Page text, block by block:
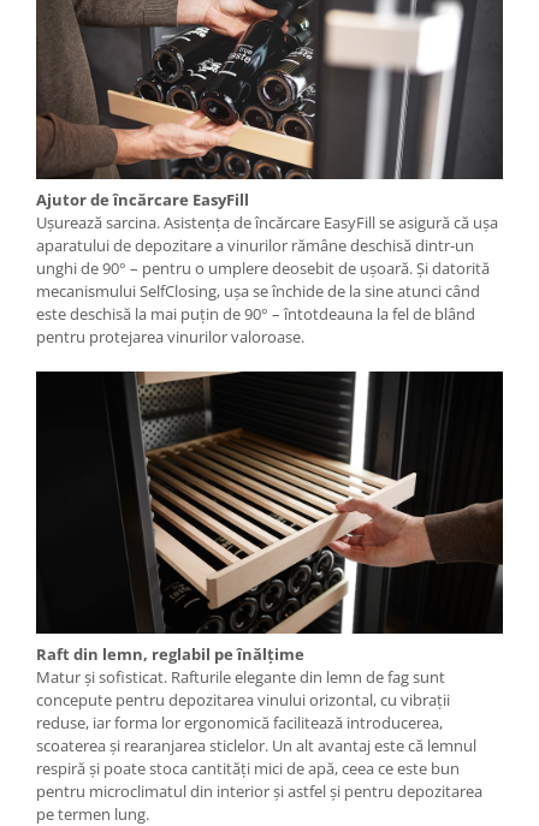
Ajutor de încărcare EasyFill
Uşurează sarcina. Asistenţa de încărcare EasyFill se asigură că uşa
aparatului de depozitare a vinurilor rămâne deschisă dintr-un
unghi de 90° – pentru o umplere deosebit de uşoară. Şi datorită
mecanismului SelfClosing, uşa se închide de la sine atunci când
este deschisă la mai puţin de 90° – întotdeauna la fel de blând
pentru protejarea vinurilor valoroase.
Raft din lemn, reglabil pe înălţime
Matur şi sofisticat. Rafturile elegante din lemn de fag sunt
concepute pentru depozitarea vinului orizontal, cu vibraţii
reduse, iar forma lor ergonomică facilitează introducerea,
scoaterea şi rearanjarea sticlelor. Un alt avantaj este că lemnul
respiră şi poate stoca cantităţi mici de apă, ceea ce este bun
pentru microclimatul din interior şi astfel şi pentru depozitarea
pe termen lung.